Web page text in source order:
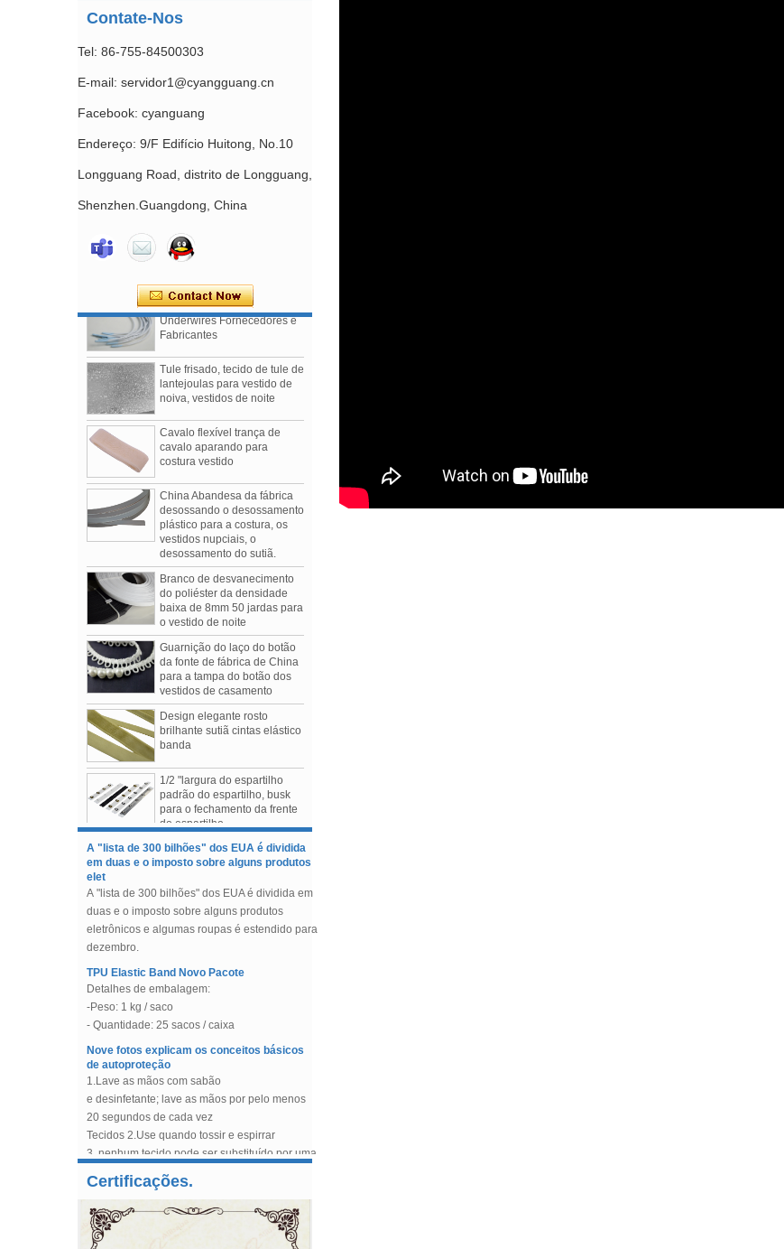
Contate-Nos
Tel: 86-755-84500303
E-mail: servidor1@cyangguang.cn
Facebook: cyanguang
Endereço: 9/F Edifício Huitong, No.10
Longguang Road, distrito de Longguang,
Shenzhen.Guangdong, China
Slider de sutiã sem níquel
Fornecimento de acessórios
para fabricação de sutiã de
fábrica na China
Nylon Coated Bra
Underwires Fornecedores e
Fabricantes
lantejoulas para vestido de
noiva, vestidos de noite
cavalo aparando para
costura vestido
desossando o desossamento
plástico para a costura, os
vestidos nupciais, o
desossamento do sutiã.
Branco de desvanecimento
do poliéster da densidade
baixa de 8mm 50 jardas para
o vestido de noite
Guarnição do laço do botão
da fonte de fábrica de China
para a tampa do botão dos
vestidos de casamento
Design elegante rosto
brilhante sutiã cintas elástico
banda
padrão do espartilho, busk
para o fechamento da frente
do espartilho
Acessórios de sutiã e roupa
de banho Underwire Casing
Cotton Case
Slider de sutiã sem níquel
revestido de náilon
Fornecimento de acessórios
para fabricação de sutiã de
Nylon Coated Bra
Underwires Fornecedores e
Fabricantes
lantejoulas para vestido de
noiva, vestidos de noite
Cavalo flexível trança de
cavalo aparando para
costura vestido
China Abandesa da fábrica
desossando o desossamento
vestidos nupciais, o
desossamento do sutiã.
Moda Feminina Outono / Inverno 2019 Shows
Os 3 mais comentados sobre shows da
temporada
1.Tomo Koizumi
2.Bottega Veneta
3.Prada
A "lista de 300 bilhões" dos EUA é dividida
em duas e o imposto sobre alguns produtos
elet
A "lista de 300 bilhões" dos EUA é dividida em
duas e o imposto sobre alguns produtos
eletrônicos e algumas roupas é estendido para
dezembro.
TPU Elastic Band Novo Pacote
Detalhes de embalagem:
-Peso: 1 kg / saco
- Quantidade: 25 sacos / caixa
Nove fotos explicam os conceitos básicos
de autoproteção
1.Lave as mãos com sabão
e desinfetante; lave as mãos por pelo menos
20 segundos de cada vez
Tecidos 2.Use quando tossir e espirrar
3. nenhum tecido pode ser substituído por uma
manga
as mãos
5.Evite contato próximo com pessoas
desconfortáveis
6.Se sentir febre e cansaço, tosse, dispnéia,
Osso de aço da espiral nova do projeto com
o punho de borracha para o protetor do
joelho
No ano de 2019, nossa empresa projeta uma
nova forma de osso de aço espiral, uso para
Certificações.